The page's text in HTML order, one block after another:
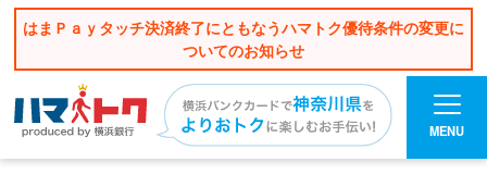
はまＰａｙタッチ決済終了にともなうハマトク優待条件の変更に
ついてのお知らせ
MENU